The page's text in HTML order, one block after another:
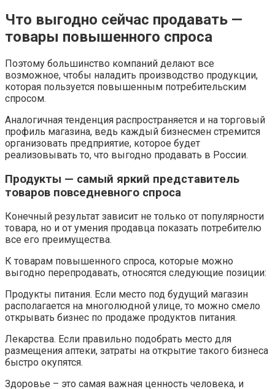
Что выгодно сейчас продавать —
товары повышенного спроса
Поэтому большинство компаний делают все
возможное, чтобы наладить производство продукции,
которая пользуется повышенным потребительским
спросом.
Аналогичная тенденция распространяется и на торговый
профиль магазина, ведь каждый бизнесмен стремится
организовать предприятие, которое будет
реализовывать то, что выгодно продавать в России.
Продукты — самый яркий представитель
товаров повседневного спроса
Конечный результат зависит не только от популярности
товара, но и от умения продавца показать потребителю
все его преимущества.
К товарам повышенного спроса, которые можно
выгодно перепродавать, относятся следующие позиции:
Продукты питания. Если место под будущий магазин
располагается на многолюдной улице, то можно смело
открывать бизнес по продаже продуктов питания.
Лекарства. Если правильно подобрать место для
размещения аптеки, затраты на открытие такого бизнеса
быстро окупятся.
Здоровье – это самая важная ценность человека, и